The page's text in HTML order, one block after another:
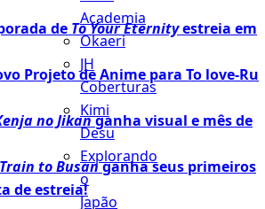
Academia
Okaeri
JH
Coberturas
Kimi
Desu
Explorando
o
Japão
de To Your Eternityestreia em
Projeto de Anime para To love-Ru
no Jikanganha visual e mês de
Train to Busanganha seus primeiros
de estreia!